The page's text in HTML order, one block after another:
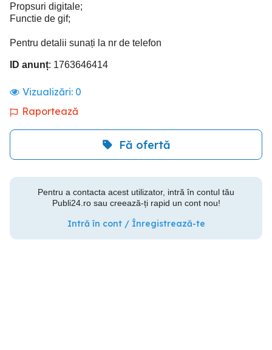
Propsuri digitale;
Functie de gif;
Pentru detalii sunați la nr de telefon
ID anunț: 1763646414
Vizualizări: 0
Raportează
Fă ofertă
Pentru a contacta acest utilizator, intră în contul tău
Publi24.ro sau creează-ți rapid un cont nou!
Intră în cont / Înregistrează-te